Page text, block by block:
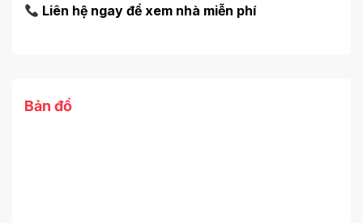
Liên hệ ngay để xem nhà miễn phí
Bản đồ